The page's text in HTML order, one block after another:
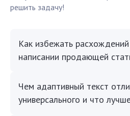
решить задачу!
Как избежать
написании продающей
Чем адаптивный текст
универсального и что